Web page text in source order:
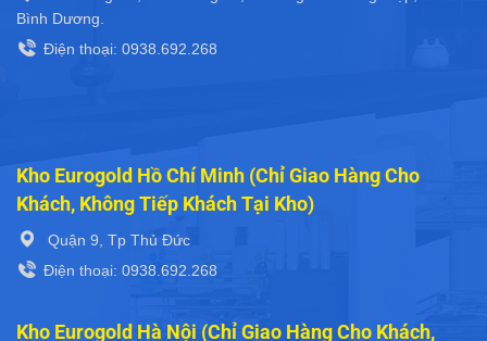
Bình Dương.
Điện thoại: 0938.692.268
Kho Eurogold Hồ Chí Minh (Chỉ Giao Hàng Cho
Khách, Không Tiếp Khách Tại Kho)
Quận 9, Tp Thủ Đức
Điện thoại: 0938.692.268
Kho Eurogold Hà Nội (Chỉ Giao Hàng Cho Khách,